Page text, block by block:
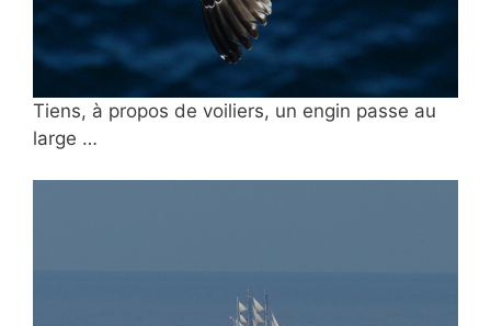
Tiens, à propos de voiliers, un engin passe au
large …